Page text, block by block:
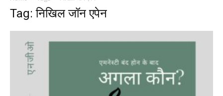
Tag: निखिल जॉन एपेन